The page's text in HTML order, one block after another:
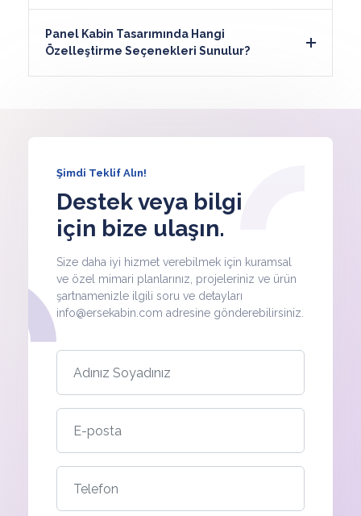
Panel Kabin Tasarımında Hangi
Özelleştirme Seçenekleri Sunulur?
Şimdi Teklif Alın!
Destek veya bilgi
için bize ulaşın.
Size daha iyi hizmet verebilmek için kuramsal
ve özel mimari planlarınız, projeleriniz ve ürün
şartnamenizle ilgili soru ve detayları
info@ersekabin.com adresine gönderebilirsiniz.